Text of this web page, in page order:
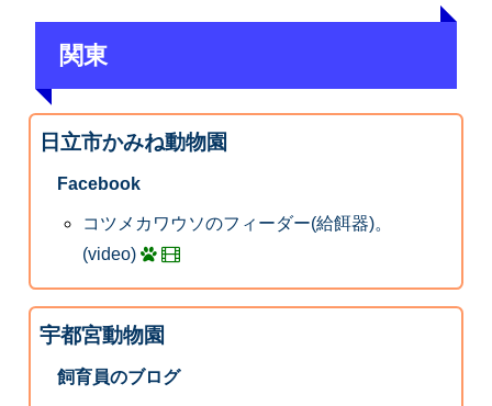
関東
日立市かみね動物園
Facebook
コツメカワウソのフィーダー(給餌器)。
(video)
宇都宮動物園
飼育員のブログ